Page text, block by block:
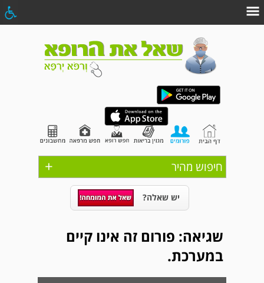
+ חיפוש מהיר
יש שאלה?
שגיאה: פורום זה אינו קיים
במערכת.